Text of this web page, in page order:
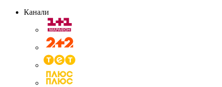
Канали